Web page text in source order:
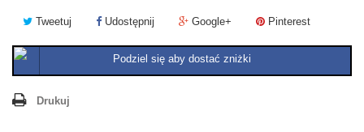
Tweetuj Udostępnij Google+ Pinterest
Podziel się aby dostać zniżki
Drukuj